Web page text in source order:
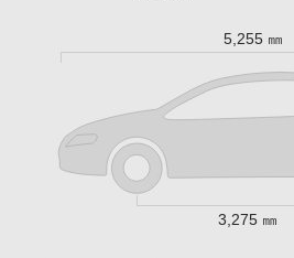
5,255 ㎜
3,275 ㎜